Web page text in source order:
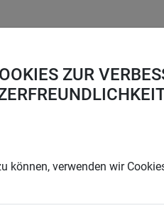
ZUR
können, verwenden wir